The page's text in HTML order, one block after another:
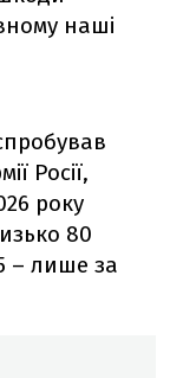
наші
Росії,
року
80
– лише за